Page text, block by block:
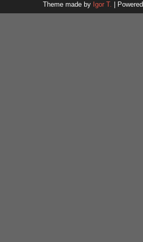
Theme made by Igor T. |